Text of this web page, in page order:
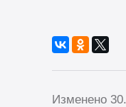
Изменено